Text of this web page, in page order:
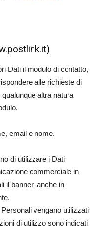
Dati il modulo di contatto,
alle richieste di
altra natura
email e nome.
di utilizzare i Dati
commerciale in
il banner, anche in
vengano utilizzati
di utilizzo sono indicati